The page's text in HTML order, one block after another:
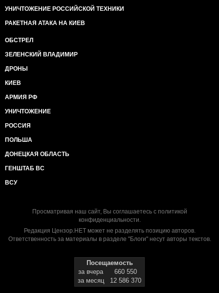
УНИЧТОЖЕНИЕ РОССИЙСКОЙ ТЕХНИКИ
РАКЕТНАЯ АТАКА НА КИЕВ
ОБСТРЕЛ
ЗЕЛЕНСКИЙ ВЛАДИМИР
ДРОНЫ
КИЕВ
АРМИЯ РФ
УНИЧТОЖЕНИЕ
РОССИЯ
ПОЛЬША
ДОНЕЦКАЯ ОБЛАСТЬ
ГЕНШТАБ ВС
ВСУ
Просматривая наш сайт, Вы соглашаетесь с политикой
конфиденциальности.
Редакция Цензор.НЕТ может не разделять позицию авторов.
Ответственность за материалы в разделе "Блоги" несут авторы текстов.
Посещаемость
за вчера
660 550
за месяц
12 586 370